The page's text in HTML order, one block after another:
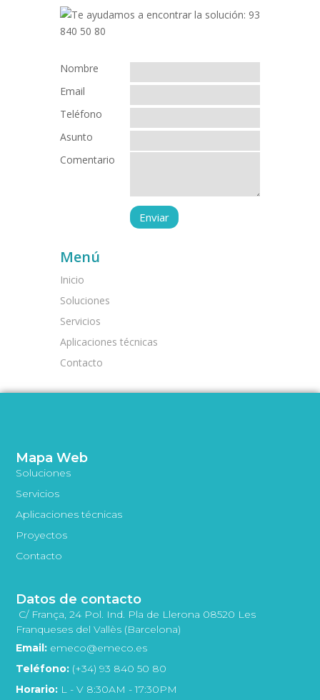
Nombre
Email
Teléfono
Asunto
Comentario
Menú
Inicio
Soluciones
Servicios
Aplicaciones técnicas
Contacto
Mapa Web
Soluciones
Servicios
Aplicaciones técnicas
Proyectos
Contacto
Datos de contacto
C/ França, 24 Pol. Ind. Pla de Llerona 08520 Les
Franqueses del Vallès (Barcelona)
Email: emeco@emeco.es
Teléfono: (+34) 93 840 50 80
Horario: L - V 8:30AM - 17:30PM